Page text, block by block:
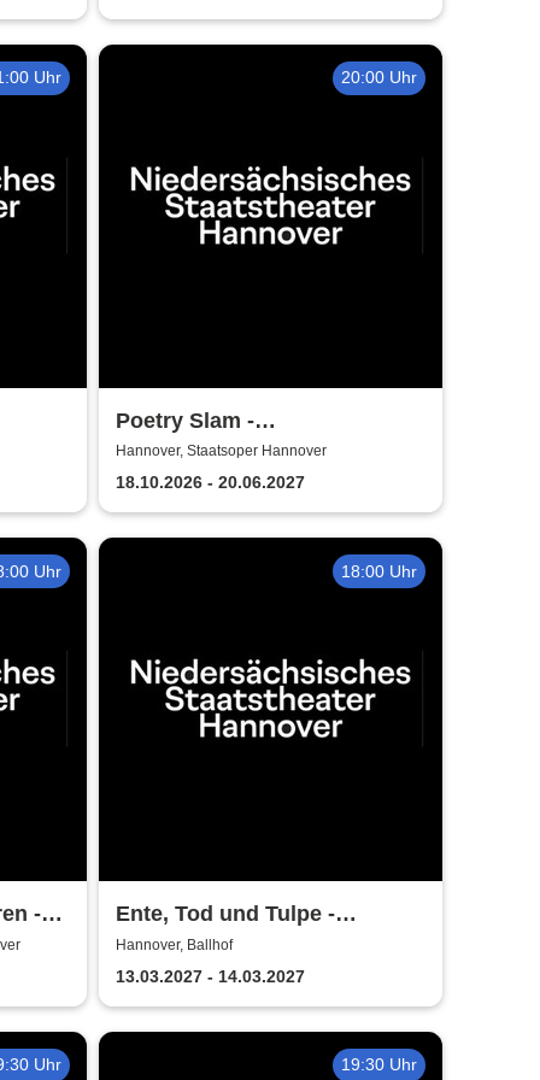
Uhr 20:00 Uhr
Poetry Slam -
Niedersächsische
Staatstheater Hannover
Hannover, Staatsoper Hannover
18.10.2026 - 20.06.2027
Uhr
-
18:00 Uhr
Ente, Tod und Tulpe -
Niedersächsisches
Staatstheater Hannover
Hannover, Ballhof
13.03.2027 - 14.03.2027
Uhr 19:30 Uhr